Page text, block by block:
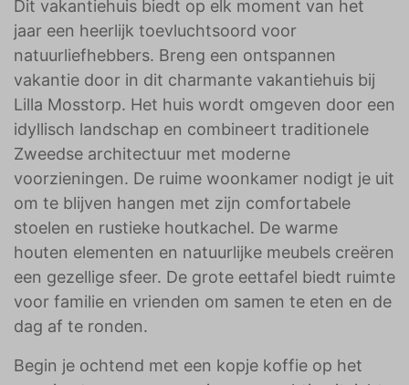
Dit vakantiehuis biedt op elk moment van het
jaar een heerlijk toevluchtsoord voor
natuurliefhebbers. Breng een ontspannen
vakantie door in dit charmante vakantiehuis bij
Lilla Mosstorp. Het huis wordt omgeven door een
idyllisch landschap en combineert traditionele
Zweedse architectuur met moderne
voorzieningen. De ruime woonkamer nodigt je uit
om te blijven hangen met zijn comfortabele
stoelen en rustieke houtkachel. De warme
houten elementen en natuurlijke meubels creëren
een gezellige sfeer. De grote eettafel biedt ruimte
voor familie en vrienden om samen te eten en de
dag af te ronden.
Begin je ochtend met een kopje koffie op het